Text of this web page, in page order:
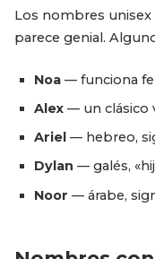
Los nombres unisex
parece genial.
Noa— funciona
Alex— un clásico
Ariel— hebreo,
Dylan — galés,
Noor — árabe,